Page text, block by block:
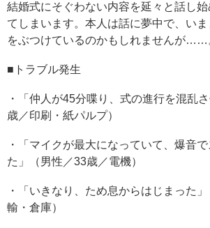
結婚式にそぐわない内容を延々と話し
てしまいます。本人は話に夢中で、い
をぶつけているのかもしれませんが……
■トラブル発生
・「仲人が45分喋り、式の進行を混乱
歳／印刷・紙パルプ）
・「マイクが最大になっていて、爆音
た」（男性／33歳／電機）
・「いきなり、ため息からはじまった
輸・倉庫）